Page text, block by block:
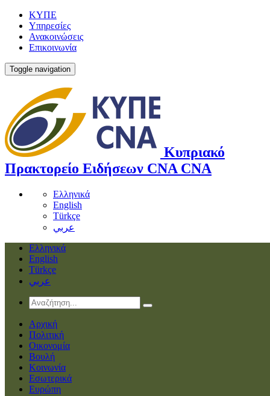
ΚΥΠΕ
Υπηρεσίες
Ανακοινώσεις
Επικοινωνία
Toggle navigation
Κυπριακό
Πρακτορείο Ειδήσεων CNA CNA
Ελληνικά
English
Türkçe
عربي
Ελληνικά
English
Türkçe
عربي
Αρχική
Πολιτική
Οικονομία
Βουλή
Κοινωνία
Εσωτερικά
Ευρώπη